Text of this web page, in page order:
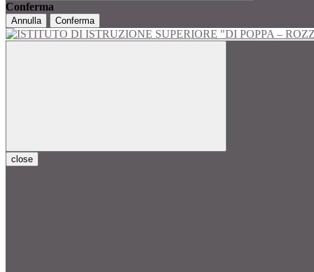
Conferma
Annulla Conferma
close